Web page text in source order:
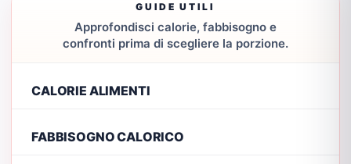
GUIDE UTILI
Approfondisci calorie, fabbisogno e
confronti prima di scegliere la porzione.
CALORIE ALIMENTI
FABBISOGNO CALORICO